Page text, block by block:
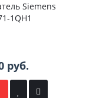
Siemens
1QH1
руб.